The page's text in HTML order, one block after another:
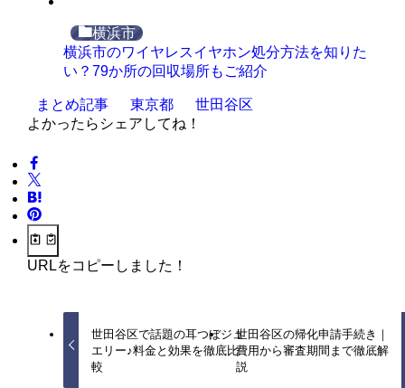
横浜市
横浜市のワイヤレスイヤホン処分方法を知りた
い？79か所の回収場所もご紹介
まとめ記事 東京都
世田谷区
よかったらシェアしてね！
URLをコピーしました！
世田谷区で話題の耳つぼジュ
エリー♪料金と効果を徹底比
較
世田谷区の帰化申請手続き｜
費用から審査期間まで徹底解
説